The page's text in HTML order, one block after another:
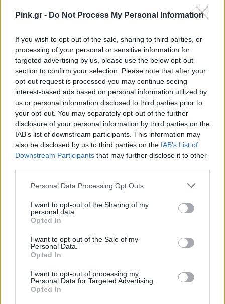
Pink.gr - Do Not Process My Personal Information
If you wish to opt-out of the sale, sharing to third parties, or
processing of your personal or sensitive information for
targeted advertising by us, please use the below opt-out
section to confirm your selection. Please note that after your
opt-out request is processed you may continue seeing
interest-based ads based on personal information utilized by
us or personal information disclosed to third parties prior to
your opt-out. You may separately opt-out of the further
disclosure of your personal information by third parties on the
IAB’s list of downstream participants. This information may
also be disclosed by us to third parties on the IAB’s List of
Downstream Participants that may further disclose it to other
Personal Data Processing Opt Outs
I want to opt-out of the Sharing of my
personal data.
Opted In
I want to opt-out of the Sale of my
Personal Data.
Opted In
I want to opt-out of processing my
Personal Data for Targeted Advertising.
Opted In
μάθετε πρώτοιτα πιο hot νέα .